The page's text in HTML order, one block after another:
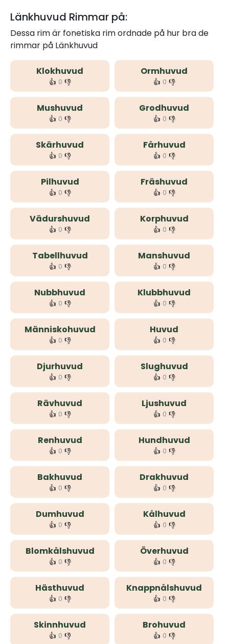
Länkhuvud Rimmar på:
Dessa rim är fonetiska rim ordnade på hur bra de
rimmar på Länkhuvud
Klokhuvud
👍 0 👎
Ormhuvud
👍 0 👎
Mushuvud
👍 0 👎
Grodhuvud
👍 0 👎
Skärhuvud
👍 0 👎
Fårhuvud
👍 0 👎
Pilhuvud
👍 0 👎
Fräshuvud
👍 0 👎
Vädurshuvud
👍 0 👎
Korphuvud
👍 0 👎
Tabellhuvud
👍 0 👎
Manshuvud
👍 0 👎
Nubbhuvud
👍 0 👎
Klubbhuvud
👍 0 👎
Människohuvud
👍 0 👎
Huvud
👍 0 👎
Djurhuvud
👍 0 👎
Slughuvud
👍 0 👎
Rävhuvud
👍 0 👎
Ljushuvud
👍 0 👎
Renhuvud
👍 0 👎
Hundhuvud
👍 0 👎
Bakhuvud
👍 0 👎
Drakhuvud
👍 0 👎
Dumhuvud
👍 0 👎
Kålhuvud
👍 0 👎
Blomkålshuvud
👍 0 👎
Överhuvud
👍 0 👎
Hästhuvud
👍 0 👎
Knappnålshuvud
👍 0 👎
Skinnhuvud
👍 0 👎
Brohuvud
👍 0 👎